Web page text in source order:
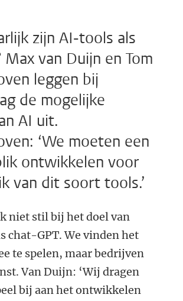
zijn AI-tools als
Max van Duijn en Tom
leggen bij
de mogelijke
AI uit.
‘We moeten een
ontwikkelen voor
van dit soort tools.’
niet stil bij het doel van
chat-GPT. We vinden het
te spelen, maar bedrijven
Van Duijn: ‘Wij dragen
bij aan het ontwikkelen